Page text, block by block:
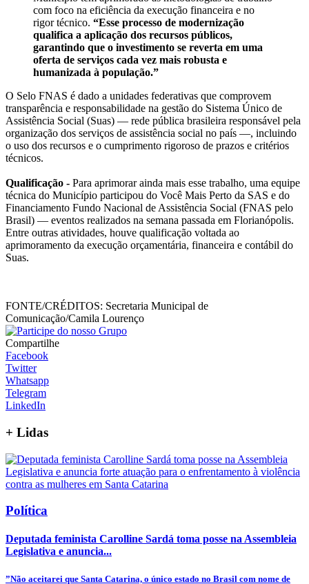
com foco na eficiência da execução financeira e no
rigor técnico. “Esse processo de modernização
qualifica a aplicação dos recursos públicos,
garantindo que o investimento se reverta em uma
oferta de serviços cada vez mais robusta e
humanizada à população.”
O Selo FNAS é dado a unidades federativas que comprovem
transparência e responsabilidade na gestão do Sistema Único de
Assistência Social (Suas) — rede pública brasileira responsável pela
organização dos serviços de assistência social no país —, incluindo
o uso dos recursos e o cumprimento rigoroso de prazos e critérios
técnicos.
Qualificação - Para aprimorar ainda mais esse trabalho, uma equipe
técnica do Município participou do Você Mais Perto da SAS e do
Financiamento Fundo Nacional de Assistência Social (FNAS pelo
Brasil) — eventos realizados na semana passada em Florianópolis.
Entre outras atividades, houve qualificação voltada ao
aprimoramento da execução orçamentária, financeira e contábil do
Suas.
FONTE/CRÉDITOS: Secretaria Municipal de
Comunicação/Camila Lourenço
Compartilhe
Facebook
Twitter
Whatsapp
Telegram
LinkedIn
+ Lidas
Política
Deputada feminista Carolline Sardá toma posse na Assembleia
Legislativa e anuncia...
”Não aceitarei que Santa Catarina, o único estado no Brasil com nome de